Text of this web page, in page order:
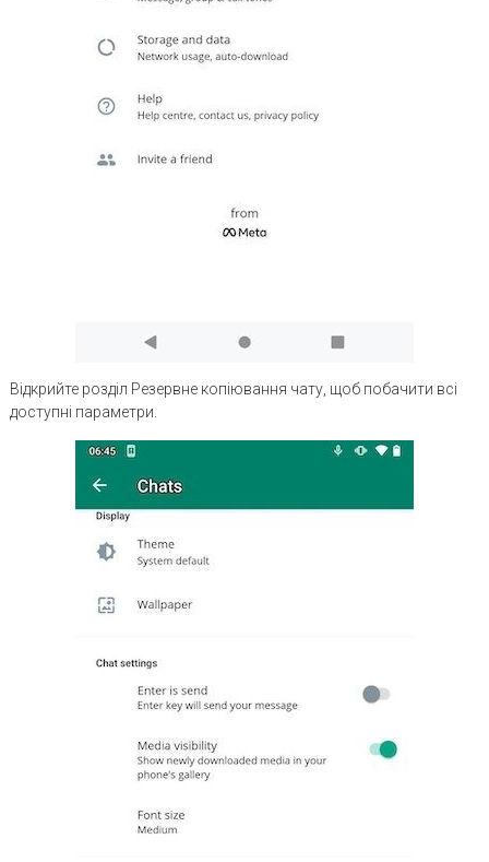
Відкрийте розділ Резервне копіювання чату, щоб побачити всі
доступні параметри.